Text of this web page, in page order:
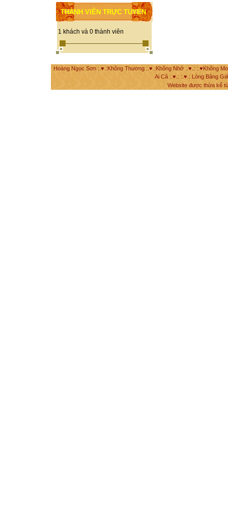
THÀNH VIÊN TRỰC TUYẾN
1 khách và 0 thành viên
Hoàng Ngọc Sơn :.♥.:Không Thương :.♥.:Không Nhớ :.♥.: :.♥Không
Ai Cả :.♥.: :.♥.: Lòng Băng
Website được thừa kế